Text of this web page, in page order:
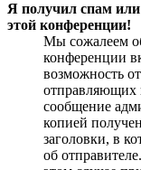
Я получил спам или
этой конференции!
Мы сожалеем
конференции
возможность
отправляющих
сообщение
копией
заголовки, в
об